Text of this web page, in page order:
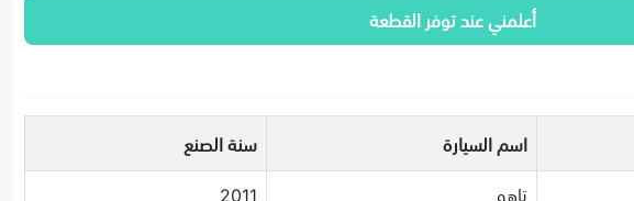
أعلمني عند توفر القطعة
اسم السيارة
سنة الصنع
تاهو 2011